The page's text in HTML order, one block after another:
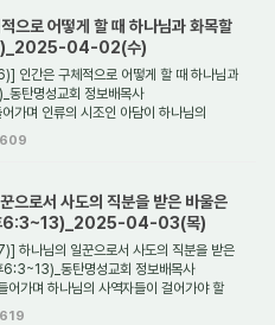
으로 어떻게 할 때 하나님과 화목할
04-02(수)
인간은 구체적으로 어떻게 할 때 하나님과
탄명성교회 정보배목사
인류의 시조인 아담이 하나님의
609
으로서 사도의 직분을 받은 바울은
후6:3~13)_2025-04-03(목)
하나님의 일꾼으로서 사도의 직분을 받은
6:3~13)_동탄명성교회 정보배목사
며 하나님의 사역자들이 걸어가야 할
619